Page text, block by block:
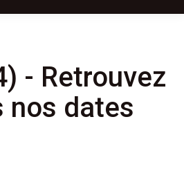
- Retrouvez
nos dates